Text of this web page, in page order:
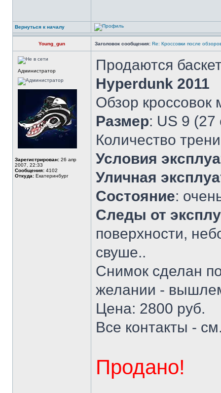
Вернуться к началу
Young_gun Заголовок сообщения: Re: Кроссовки после
Администратор
Зарегистрирован: 26 апр
2007, 22:33
Сообщения: 4102
Откуда: Екатеринбург
Продаются
Hyperdunk 2011
Обзор
Размер: US 9 (27
Количество
Условия
Уличная
Состояние:
Следы от
поверхности,
свуше..
Снимок сделан
желании -
Цена: 2800 руб.
Все контакты -
Продано!